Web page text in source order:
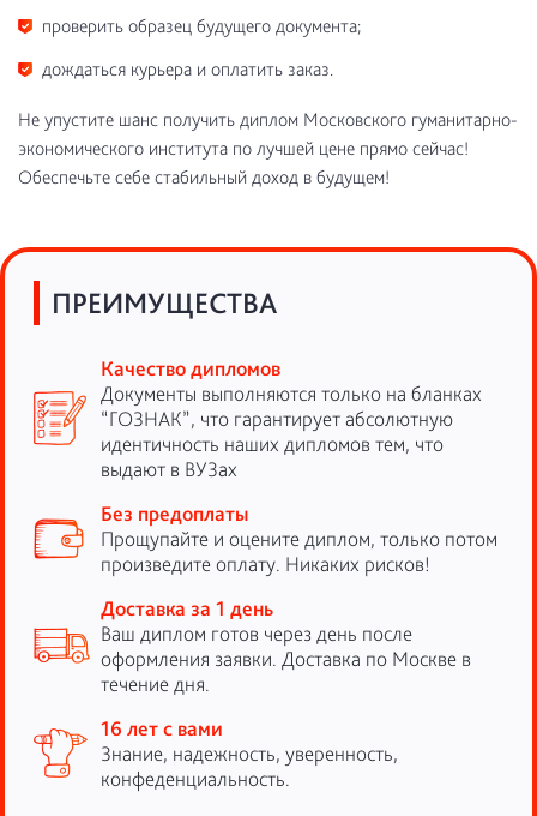
проверить образец будущего документа;
дождаться курьера и оплатить заказ.
Не упустите шанс получить диплом Московского гуманитарно-
экономического института по лучшей цене прямо сейчас!
Обеспечьте себе стабильный доход в будущем!
ПРЕИМУЩЕСТВА
Качество дипломов
Документы выполняются только на бланках
“ГОЗНАК”, что гарантирует абсолютную
идентичность наших дипломов тем, что
выдают в ВУЗах
Без предоплаты
Прощупайте и оцените диплом, только потом
произведите оплату. Никаких рисков!
Доставка за 1 день
Ваш диплом готов через день после
оформления заявки. Доставка по Москве в
течение дня.
16 лет с вами
Знание, надежность, уверенность,
конфеденциальность.